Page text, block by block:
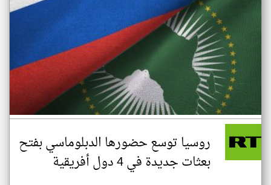
روسيا توسع حضورها الدبلوماسي بفتح
بعثات جديدة في 4 دول أفريقية